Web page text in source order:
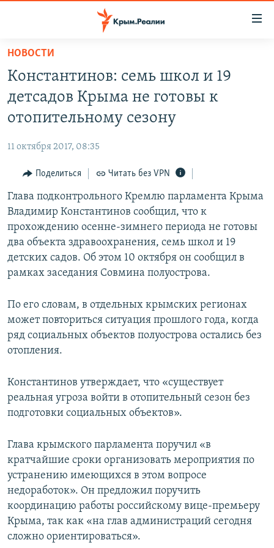
Вернуться
основному
содержанию
главной
навигации
Вернутся
поиску
11 ЛЕТ ОККУПАЦИИ КРЫМА. 11 ИСТОРИЙ СОПРОТИВЛЕНИЯ
ЕЩЕ
ИНТЕРАКТИВ
ИНФОГРАФИКА
ТЕЛЕПРОЕКТ КРЫМ.РЕАЛИИ
СОВЕТЫ ПРАВОЗАЩИТНИКОВ
ПРОПАВШИЕ БЕЗ ВЕСТИ
КРЫМ.НЕПОКОРЕННЫЙ
УКРАИНСКАЯ ПРОБЛЕМА КРЫМА
РАДІО СВОБОДА
КАК ОБОЙТИ БЛОКИРОВКУ
Українською
НОВОСТИ
Константинов: семь школ и 19
детсадов Крыма не готовы к
отопительному сезону
11 октября 2017, 08:35
Поделиться Читать без VPN
Глава подконтрольного Кремлю парламента Крыма
Владимир Константинов сообщил, что к
прохождению осенне-зимнего периода не готовы
два объекта здравоохранения, семь школ и 19
детских садов. Об этом 10 октября он сообщил в
рамках заседания Совмина полуострова.
По его словам, в отдельных крымских регионах
может повториться ситуация прошлого года, когда
ряд социальных объектов полуострова остались без
отопления.
Константинов утверждает, что «существует
реальная угроза войти в отопительный сезон без
подготовки социальных объектов».
Глава крымского парламента поручил «в
кратчайшие сроки организовать мероприятия по
устранению имеющихся в этом вопросе
недоработок». Он предложил поручить
координацию работы российскому вице-премьеру
Крыма, так как «на глав администраций сегодня
сложно ориентироваться».